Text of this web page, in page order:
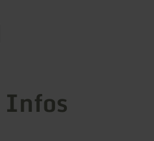
Infos